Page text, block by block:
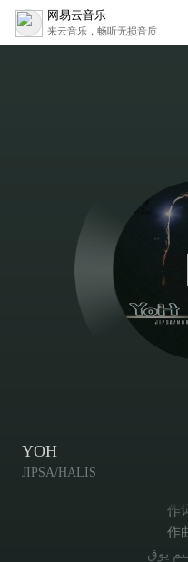
网易云音乐
来云音乐，畅听无损音质
YOH
JIPSA/HALIS
作
作
يوق